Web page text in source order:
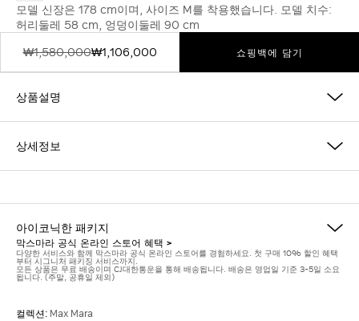
모델 신장은 178 cm이며, 사이즈 M를 착용했습니다. 모델 치수:
허리둘레 58 cm, 엉덩이둘레 90 cm
₩1,580,000₩1,106,000 쇼핑백에 담기
상품설명
상세정보
아이코닉한 패키지
막스마라 공식 온라인 스토어 혜택 >
다양한 서비스와 함께 막스마라 공식 온라인 스토어를 경험하세요. 첫 구매 10% 할인 혜택
부터 시그니처 패키징 서비스까지.
모든 상품은 무료 배송이며 CJ대한통운을 통해 배송됩니다. 배송은 영업일 기준 3-5일 소요
됩니다. (주말, 공휴일 제외)
컬렉션: Max Mara